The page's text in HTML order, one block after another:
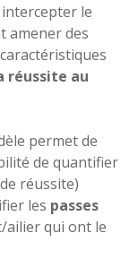
intercepter le
amener des
réussite au
permet de
de quantifier
réussite)
les passes
ailier qui ont le